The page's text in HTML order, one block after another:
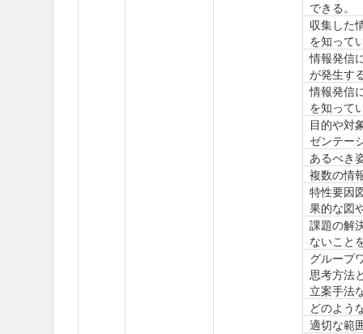
できる。
収集した
を知って
情報発信
が発生す
情報発信
を知って
目的や対
ゼンテー
あるべき
複数の情
特性要因
果的な図
課題の解
ないこと
グループ
思考方法
立案手法
どのよう
適切な範